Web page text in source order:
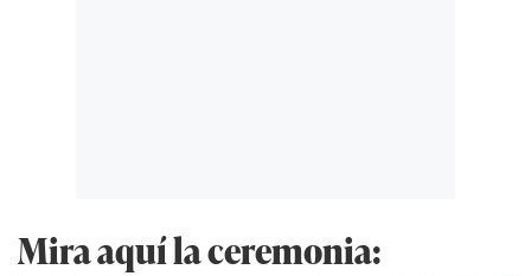
Mira aquí la ceremonia: